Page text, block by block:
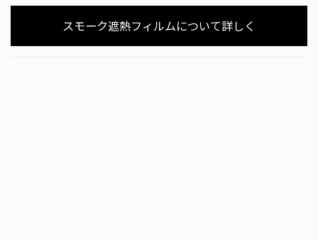
スモーク遮熱フィルムについて詳しく